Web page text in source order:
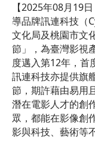
【2025年08月19
導品牌訊連科技（
文化局及桃園市文
節」，為臺灣影視
度邁入第12年，首
訊連科技亦提供旗
節，期許藉由易用
潛在電影人才的創
眾，都能在影像創
影與科技、藝術等